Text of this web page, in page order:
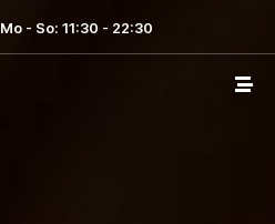
Mo - So: 11:30 - 22:30